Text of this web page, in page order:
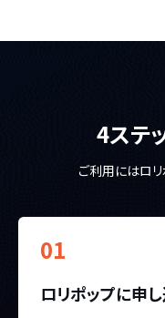
4ステ
ご利用にはロリ
01
ロリポップに申